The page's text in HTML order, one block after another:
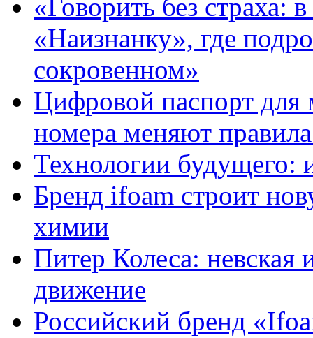
«Говорить без страха:
«Наизнанку», где
сокровенном»
Цифровой паспорт для
номера меняют
Технологии будущего:
Бренд ifoam строит
химии
Питер Колеса: невская
движение
Российский бренд